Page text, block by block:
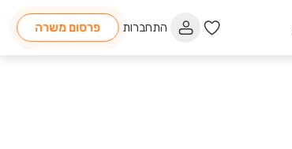
התחברות פרסום משרה